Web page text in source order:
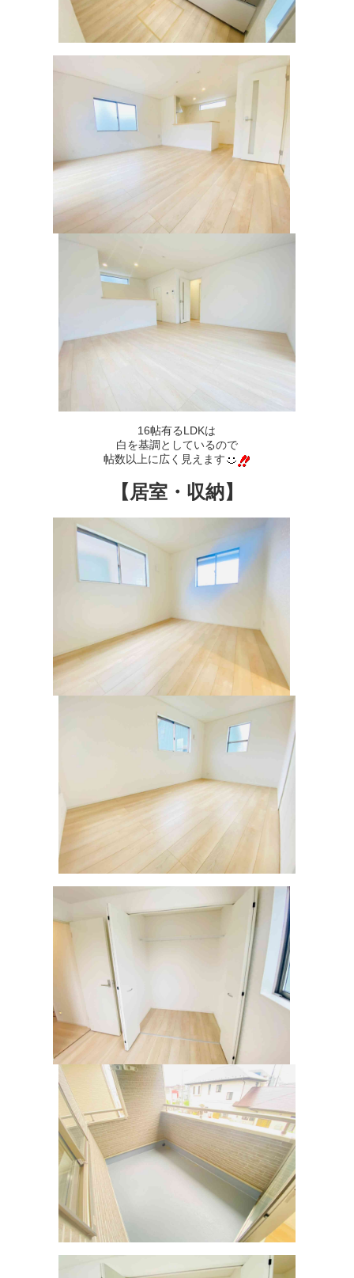
16帖有るLDKは
白を基調としているので
帖数以上に広く見えます
【居室・収納】